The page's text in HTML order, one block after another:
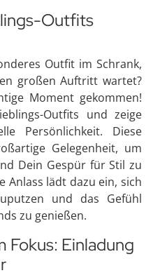
Outfits
Outfit im Schrank,
großen Auftritt wartet?
Moment gekommen!
Outfits und zeige
Persönlichkeit. Diese
Gelegenheit, um
Dein Gespür für Stil zu
Anlass lädt dazu ein, sich
und das Gefühl
zu genießen.
Fokus: Einladung